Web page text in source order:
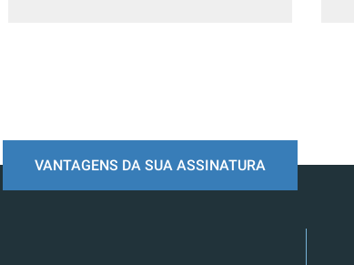
VANTAGENS DA SUA ASSINATURA